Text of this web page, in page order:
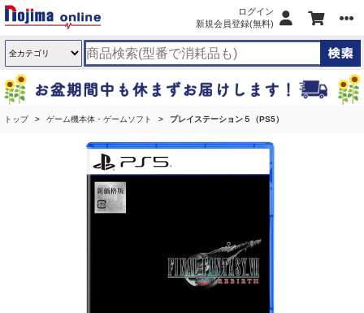
ログイン
新規会員登録(無料)
トップ ゲーム機本体・ゲームソフト プレイステーション５（PS5）